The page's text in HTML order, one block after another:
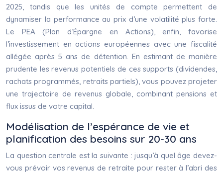
2025, tandis que les unités de compte permettent de
dynamiser la performance au prix d’une volatilité plus forte.
Le PEA (Plan d’Épargne en Actions), enfin, favorise
l’investissement en actions européennes avec une fiscalité
allégée après 5 ans de détention. En estimant de manière
prudente les revenus potentiels de ces supports (dividendes,
rachats programmés, retraits partiels), vous pouvez projeter
une trajectoire de revenus globale, combinant pensions et
flux issus de votre capital.
Modélisation de l’espérance de vie et
planification des besoins sur 20-30 ans
La question centrale est la suivante : jusqu’à quel âge devez-
vous prévoir vos revenus de retraite pour rester à l’abri des